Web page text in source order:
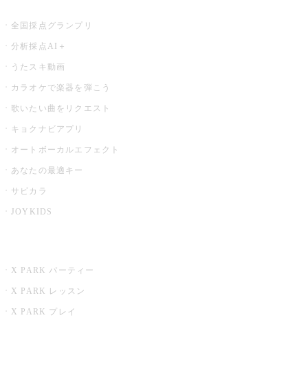
全国採点グランプリ
分析採点AI＋
うたスキ動画
カラオケで楽器を弾こう
歌いたい曲をリクエスト
キョクナビアプリ
オートボーカルエフェクト
あなたの最適キー
サビカラ
JOYKIDS
X PARK パーティー
X PARK レッスン
X PARK プレイ